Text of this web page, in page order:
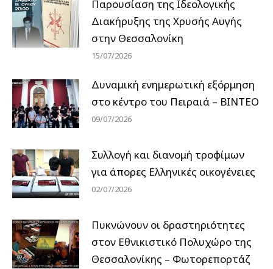
Παρουσίαση της Ιδεολογικής
Διακήρυξης της Χρυσής Αυγής
στην Θεσσαλονίκη
15/07/2026
Δυναμική ενημερωτική εξόρμηση
στο κέντρο του Πειραιά – ΒΙΝΤΕΟ
09/07/2026
Συλλογή και διανομή τροφίμων
για άπορες Ελληνικές οικογένειες
02/07/2026
Πυκνώνουν οι δραστηριότητες
στον Εθνικιστικό Πολυχώρο της
Θεσσαλονίκης – Φωτορεπορτάζ